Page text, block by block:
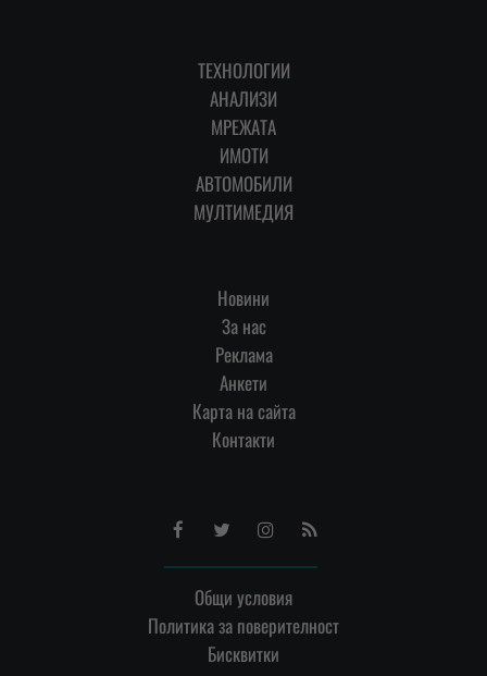
ТЕХНОЛОГИИ
АНАЛИЗИ
МРЕЖАТА
ИМОТИ
АВТОМОБИЛИ
МУЛТИМЕДИЯ
Новини
За нас
Реклама
Анкети
Карта на сайта
Контакти
FacebookTwitterInstagram
RSS
Общи условия
Политика за поверителност
Бисквитки